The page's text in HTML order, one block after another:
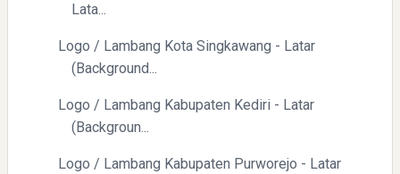
Lata...
Logo / Lambang Kota Singkawang - Latar
(Background...
Logo / Lambang Kabupaten Kediri - Latar
(Backgroun...
Logo / Lambang Kabupaten Purworejo - Latar